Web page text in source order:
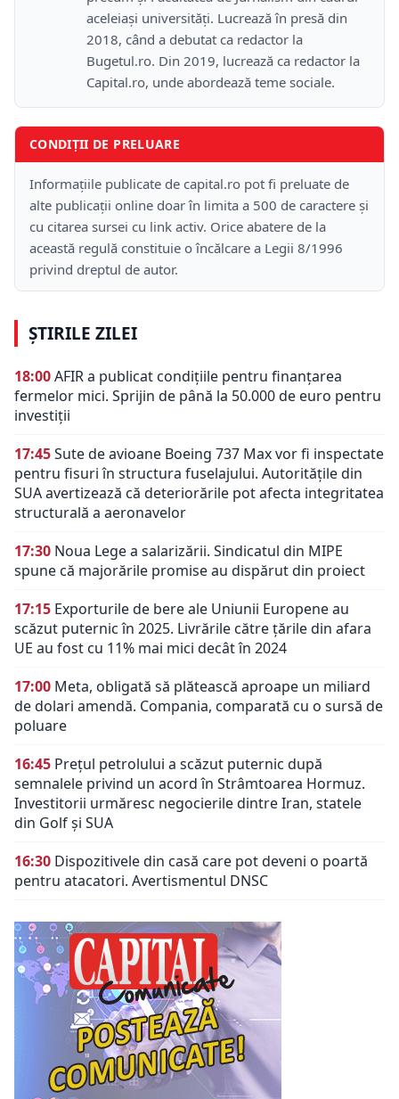
aceleiași universități. Lucrează în presă din
2018, când a debutat ca redactor la
Bugetul.ro. Din 2019, lucrează ca redactor la
Capital.ro, unde abordează teme sociale.
CONDIȚII DE PRELUARE
Informațiile publicate de capital.ro pot fi preluate de
alte publicații online doar în limita a 500 de caractere și
cu citarea sursei cu link activ. Orice abatere de la
această regulă constituie o încălcare a Legii 8/1996
privind dreptul de autor.
ȘTIRILE ZILEI
18:00AFIR a publicat condițiile pentru finanțarea
fermelor mici. Sprijin de până la 50.000 de euro pentru
investiții
17:45Sute de avioane Boeing 737 Max vor fi inspectate
pentru fisuri în structura fuselajului. Autoritățile din
SUA avertizează că deteriorările pot afecta integritatea
structurală a aeronavelor
17:30 Noua Lege a salarizării. Sindicatul din MIPE
spune că majorările promise au dispărut din proiect
17:15 Exporturile de bere ale Uniunii Europene au
scăzut puternic în 2025. Livrările către țările din afara
UE au fost cu 11% mai mici decât în 2024
17:00 Meta, obligată să plătească aproape un miliard
de dolari amendă. Compania, comparată cu o sursă de
poluare
16:45 Prețul petrolului a scăzut puternic după
semnalele privind un acord în Strâmtoarea Hormuz.
Investitorii urmăresc negocierile dintre Iran, statele
din Golf și SUA
16:30 Dispozitivele din casă care pot deveni o poartă
pentru atacatori. Avertismentul DNSC